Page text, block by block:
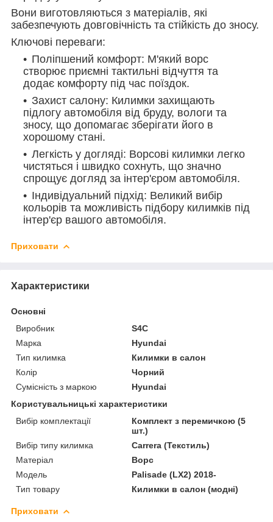
Вони виготовляються з матеріалів, які
забезпечують довговічність та стійкість до зносу.
Ключові переваги:
Поліпшений комфорт: М'який ворс
створює приємні тактильні відчуття та
додає комфорту під час поїздок.
Захист салону: Килимки захищають
підлогу автомобіля від бруду, вологи та
зносу, що допомагає зберігати його в
хорошому стані.
Легкість у догляді: Ворсові килимки легко
чистяться і швидко сохнуть, що значно
спрощує догляд за інтер'єром автомобіля.
Індивідуальний підхід: Великий вибір
кольорів та можливість підбору килимків під
інтер'єр вашого автомобіля.
Приховати
Характеристики
Основні
Виробник
S4C
Марка
Hyundai
Тип килимка
Килимки в салон
Колір
Чорний
Сумісність з маркою
Hyundai
Користувальницькі характеристики
Вибір комплектації
Комплект з перемичкою (5
шт.)
Вибір типу килимка
Carrera (Текстиль)
Матеріал
Ворс
Мoдель
Palisade (LX2) 2018-
Тип товару
Килимки в салон (модні)
Приховати